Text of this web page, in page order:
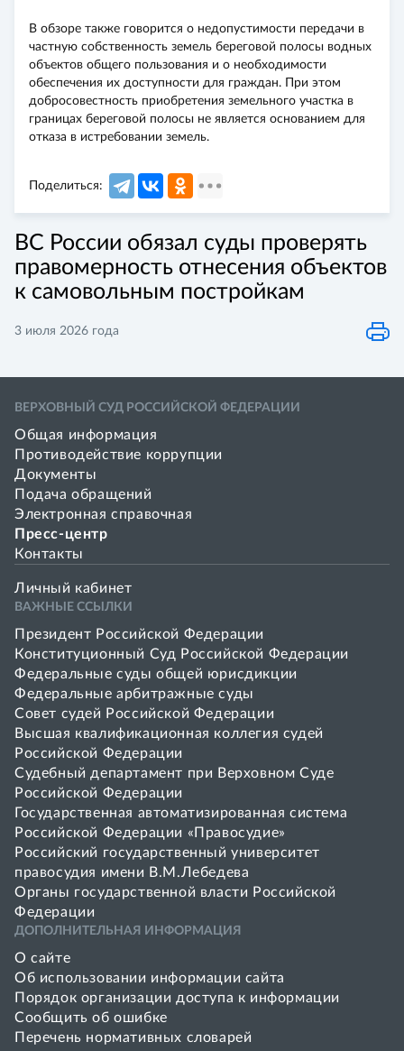
ВС России обязал суды проверять
правомерность отнесения объектов
к самовольным постройкам
3 июля 2026 года
В обзоре также говорится о недопустимости передачи в
частную собственность земель береговой полосы водных
объектов общего пользования и о необходимости
обеспечения их доступности для граждан. При этом
добросовестность приобретения земельного участка в
границах береговой полосы не является основанием для
отказа в истребовании земель.
Поделиться:
ВЕРХОВНЫЙ СУД РОССИЙСКОЙ ФЕДЕРАЦИИ
Общая информация
Противодействие коррупции
Документы
Подача обращений
Электронная справочная
Пресс-центр
Контакты
Личный кабинет
ВАЖНЫЕ ССЫЛКИ
Президент Российской Федерации
Конституционный Суд Российской Федерации
Федеральные суды общей юрисдикции
Федеральные арбитражные суды
Совет cудей Российской Федерации
Высшая квалификационная коллегия судей
Российской Федерации
Судебный департамент при Верховном Суде
Российской Федерации
Государственная автоматизированная система
Российской Федерации «Правосудие»
Pоссийский государственный университет
правосудия имени В.М.Лебедева
Органы государственной власти Российской
Федерации
ДОПОЛНИТЕЛЬНАЯ ИНФОРМАЦИЯ
О сайте
Об использовании информации сайта
Порядок организации доступа к информации
Сообщить об ошибке
Перечень нормативных словарей